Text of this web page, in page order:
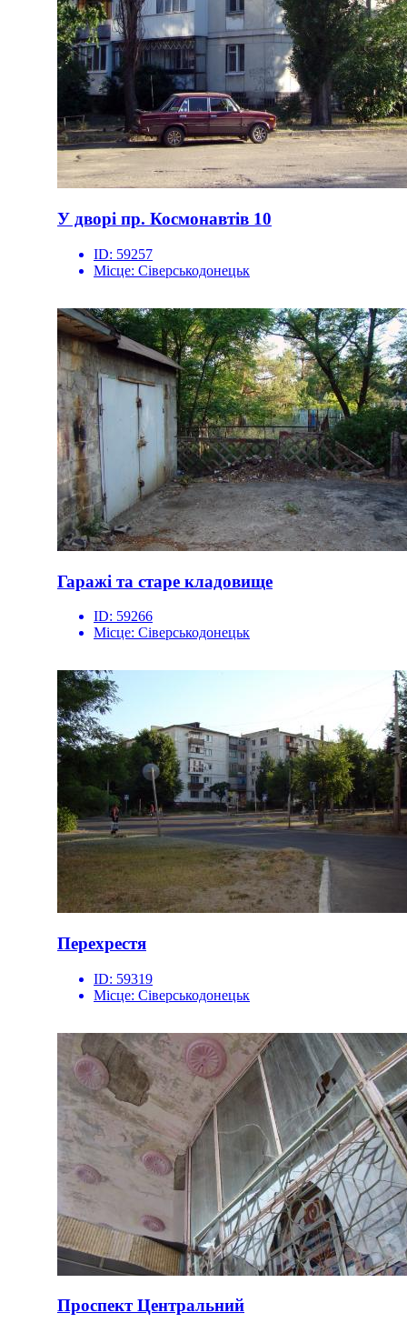
У дворі пр. Космонавтів 10
ID: 59257
Місце: Сіверськодонецьк
Гаражі та старе кладовище
ID: 59266
Місце: Сіверськодонецьк
Перехрестя
ID: 59319
Місце: Сіверськодонецьк
Проспект Центральний